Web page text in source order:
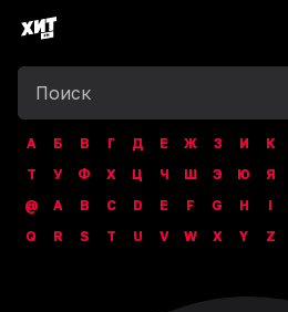
А Б В Г Д Е Ж З И К
Т
У Ф Х Ц Ч Ш Э Ю
Я
@
A B C D E F G H I
Q
R S T U V W X Y Z